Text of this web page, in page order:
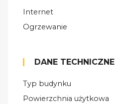
Internet
Ogrzewanie
DANE TECHNICZNE
Typ budynku
Powierzchnia użytkowa